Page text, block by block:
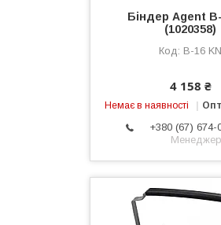
Біндер Agent
(1020358)
B-16 KN
4 158 ₴
Немає в наявності
+380 (67) 674-
Менеджер